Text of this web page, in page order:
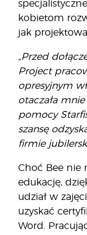
kobietom
jak
„Przed
Project
opresyjnym
otaczała
pomocy
szansę
firmie
Choć Bee nie
edukację,
udział w
uzyskać
Word.